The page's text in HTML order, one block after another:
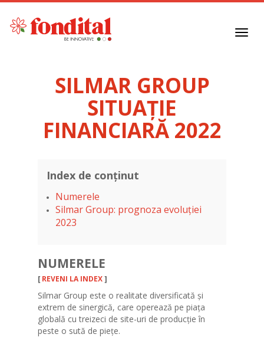
SILMAR GROUP
SITUAȚIE
FINANCIARĂ 2022
Index de conținut
Numerele
Silmar Group: prognoza evoluției
2023
NUMERELE
[ REVENI LA INDEX]
Silmar Group este o realitate diversificată și
extrem de sinergică, care operează pe piața
globală cu treizeci de site-uri de producție în
peste o sută de piețe.